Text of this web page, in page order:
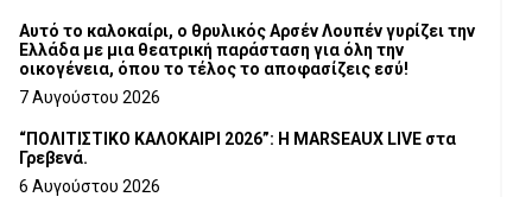
Αυτό το καλοκαίρι, ο θρυλικός Αρσέν Λουπέν γυρίζει την
Ελλάδα με μια θεατρική παράσταση για όλη την
οικογένεια, όπου το τέλος το αποφασίζεις εσύ!
7 Αυγούστου 2026
“ΠΟΛΙΤΙΣΤΙΚΟ ΚΑΛΟΚΑΙΡΙ 2026”: Η MARSEAUX LIVE στα
Γρεβενά.
6 Αυγούστου 2026